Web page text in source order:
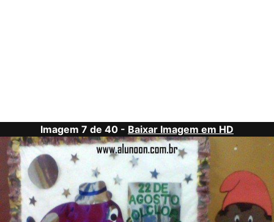
Imagem 7 de 40 - Baixar Imagem em HD